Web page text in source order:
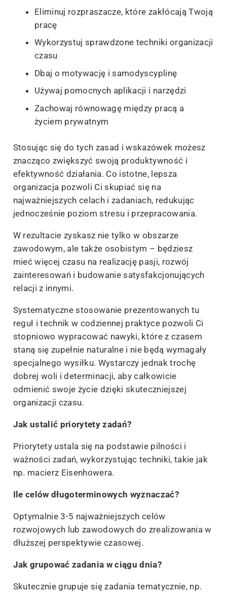
Eliminuj rozpraszacze, które zakłócają Twoją
pracę
Wykorzystuj sprawdzone techniki organizacji
czasu
Dbaj o motywację i samodyscyplinę
Używaj pomocnych aplikacji i narzędzi
Zachowaj równowagę między pracą a
życiem prywatnym
Stosując się do tych zasad i wskazówek możesz
znacząco zwiększyć swoją produktywność i
efektywność działania. Co istotne, lepsza
organizacja pozwoli Ci skupiać się na
najważniejszych celach i zadaniach, redukując
jednocześnie poziom stresu i przepracowania.
W rezultacie zyskasz nie tylko w obszarze
zawodowym, ale także osobistym – będziesz
mieć więcej czasu na realizację pasji, rozwój
zainteresowań i budowanie satysfakcjonujących
relacji z innymi.
Systematyczne stosowanie prezentowanych tu
reguł i technik w codziennej praktyce pozwoli Ci
stopniowo wypracować nawyki, które z czasem
staną się zupełnie naturalne i nie będą wymagały
specjalnego wysiłku. Wystarczy jednak trochę
dobrej woli i determinacji, aby całkowicie
odmienić swoje życie dzięki skuteczniejszej
organizacji czasu.
Jak ustalić priorytety zadań?
Priorytety ustala się na podstawie pilności i
ważności zadań, wykorzystując techniki, takie jak
np. macierz Eisenhowera.
Ile celów długoterminowych wyznaczać?
Optymalnie 3-5 najważniejszych celów
rozwojowych lub zawodowych do zrealizowania w
dłuższej perspektywie czasowej.
Jak grupować zadania w ciągu dnia?
Skutecznie grupuje się zadania tematycznie, np.